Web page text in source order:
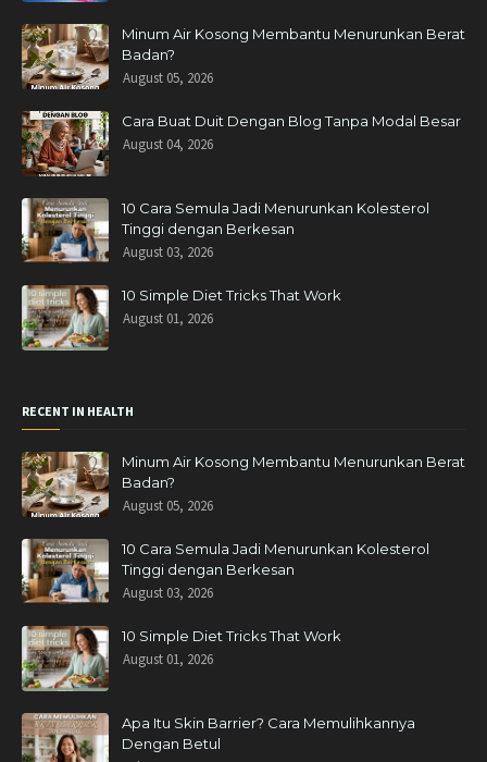
Minum Air Kosong Membantu Menurunkan Berat
Badan?
August 05, 2026
Cara Buat Duit Dengan Blog Tanpa Modal Besar
August 04, 2026
10 Cara Semula Jadi Menurunkan Kolesterol
Tinggi dengan Berkesan
August 03, 2026
10 Simple Diet Tricks That Work
August 01, 2026
RECENT IN HEALTH
Minum Air Kosong Membantu Menurunkan Berat
Badan?
August 05, 2026
10 Cara Semula Jadi Menurunkan Kolesterol
Tinggi dengan Berkesan
August 03, 2026
10 Simple Diet Tricks That Work
August 01, 2026
Apa Itu Skin Barrier? Cara Memulihkannya
Dengan Betul